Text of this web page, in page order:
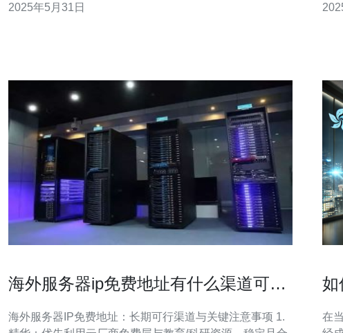
国服务器作为您的网络服务提供商。 圣何塞美国服务器采
2025年5月31日
器
海外服务器ip免费地址有什么渠道可长
海外服务器IP免费地址：长期可行渠道与关键注意事项 1.
如
在